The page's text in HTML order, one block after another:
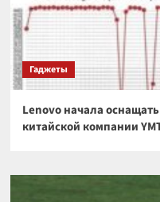
Гаджеты
Lenovo начала
китайской компании